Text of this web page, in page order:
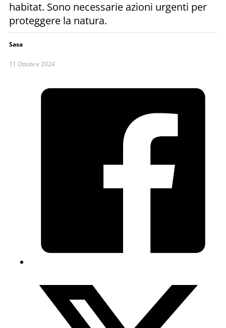
habitat. Sono necessarie azioni urgenti per
proteggere la natura.
Sasa
11 Ottobre 2024